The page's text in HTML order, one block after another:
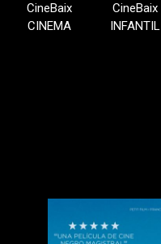
CineBaix
CINEMA
CineBaix
INFANTIL